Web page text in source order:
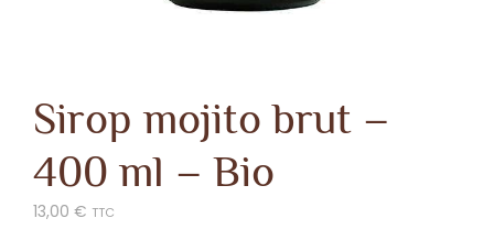
Sirop mojito brut –
400 ml – Bio
13,00 € TTC